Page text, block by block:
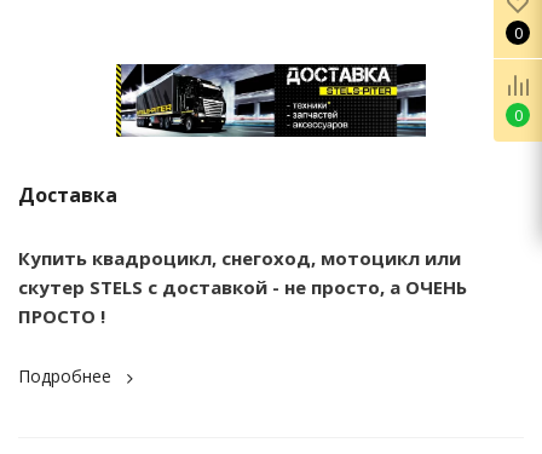
Доставка
Купить квадроцикл, снегоход, мотоцикл или
скутер STELS с доставкой - не просто, а ОЧЕНЬ
ПРОСТО !
Подробнее
0
0